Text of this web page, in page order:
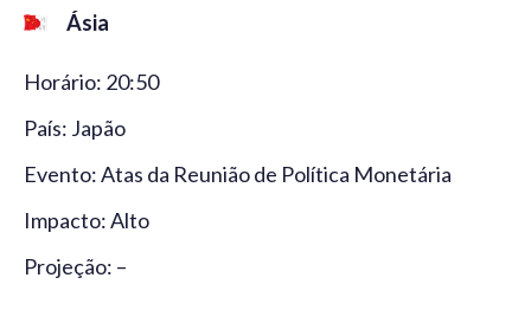
Ásia
Horário: 20:50
País: Japão
Evento: Atas da Reunião de Política Monetária
Impacto: Alto
Projeção: –